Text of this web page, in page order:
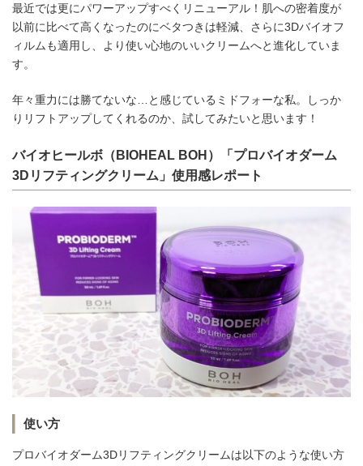
最近では更にパワーアップすべくリニューアル！肌への密着度が
以前に比べて高くなったのにベタつきは軽減、さらに3Dバイオフ
ィルムも適用し、より使い心地のいいクリームへと進化していま
す。
年々重力には勝てないな…と感じているミドフォーな私。しっか
りリフトアップしてくれるのか、試してみたいと思います！
バイオヒールボ（BIOHEAL BOH）「プロバイオダーム
3Dリフティングクリーム」使用感レポート
使い方
プロバイオダーム3Dリフティングクリームは以下のような使い方